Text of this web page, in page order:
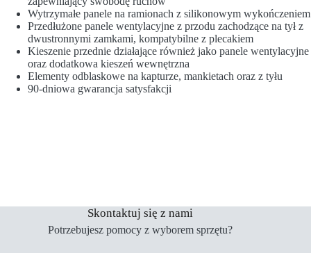
Wytrzymałe panele na ramionach z silikonowym wykończeniem
Przedłużone panele wentylacyjne z przodu zachodzące na tył z
dwustronnymi zamkami, kompatybilne z plecakiem
Kieszenie przednie działające również jako panele wentylacyjne
oraz dodatkowa kieszeń wewnętrzna
Elementy odblaskowe na kapturze, mankietach oraz z tyłu
90-dniowa gwarancja satysfakcji
Skontaktuj się z nami
Potrzebujesz pomocy z wyborem sprzętu?